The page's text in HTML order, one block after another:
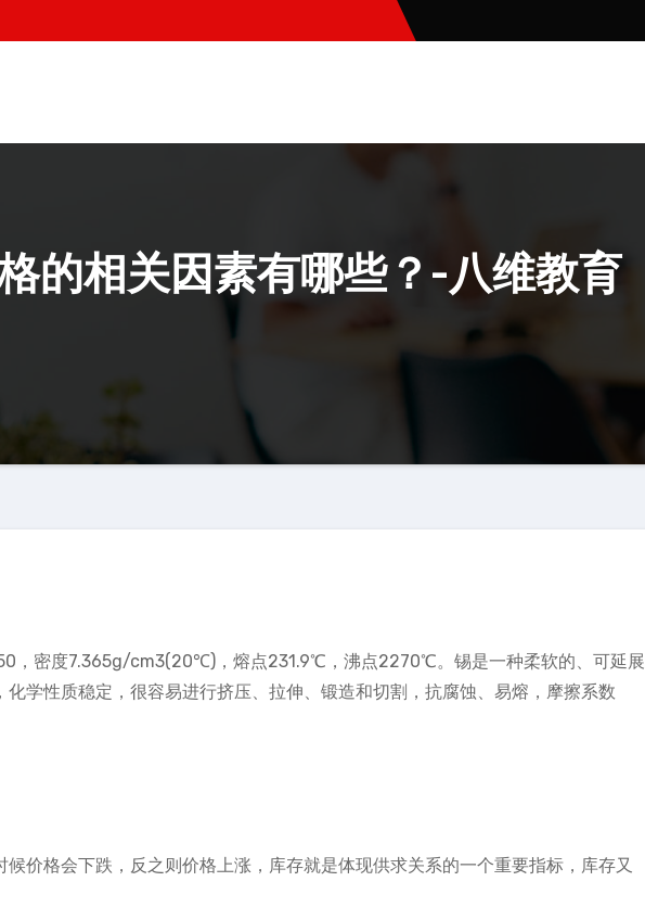
的相关因素有哪些？-八维教育
，密度7.365g/cm3(20℃)，熔点231.9℃，沸点2270℃。锡是一种柔软的、可延展
化学性质稳定，很容易进行挤压、拉伸、锻造和切割，抗腐蚀、易熔，摩擦系数
价格会下跌，反之则价格上涨，库存就是体现供求关系的一个重要指标，库存又